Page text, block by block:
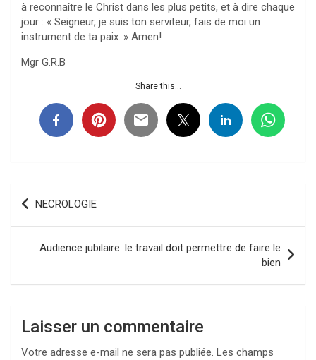
à reconnaître le Christ dans les plus petits, et à dire chaque
jour : « Seigneur, je suis ton serviteur, fais de moi un
instrument de ta paix. » Amen!
Mgr G.R.B
Share this...
Navigation
de
l’article
NECROLOGIE
Audience jubilaire: le travail doit permettre de faire le
bien
Laisser un commentaire
Votre adresse e-mail ne sera pas publiée. Les champs